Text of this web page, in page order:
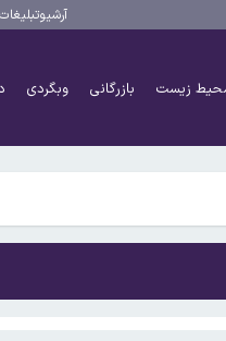
آرشیوتبلیغات
زیست بازرگانی وبگردی